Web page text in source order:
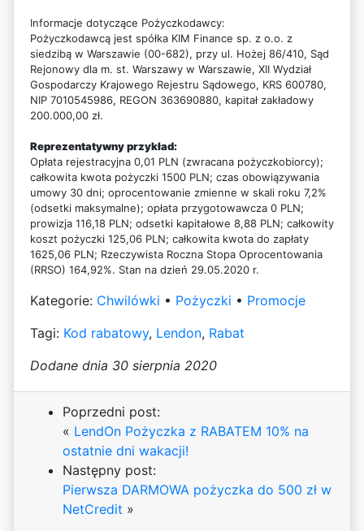
Informacje dotyczące Pożyczkodawcy:
Pożyczkodawcą jest spółka KIM Finance sp. z o.o. z
siedzibą w Warszawie (00-682), przy ul. Hożej 86/410, Sąd
Rejonowy dla m. st. Warszawy w Warszawie, XII Wydział
Gospodarczy Krajowego Rejestru Sądowego, KRS 600780,
NIP 7010545986, REGON 363690880, kapitał zakładowy
200.000,00 zł.
Reprezentatywny przykład:
Opłata rejestracyjna 0,01 PLN (zwracana pożyczkobiorcy);
całkowita kwota pożyczki 1500 PLN; czas obowiązywania
umowy 30 dni; oprocentowanie zmienne w skali roku 7,2%
(odsetki maksymalne); opłata przygotowawcza 0 PLN;
prowizja 116,18 PLN; odsetki kapitałowe 8,88 PLN; całkowity
koszt pożyczki 125,06 PLN; całkowita kwota do zapłaty
1625,06 PLN; Rzeczywista Roczna Stopa Oprocentowania
(RRSO) 164,92%. Stan na dzień 29.05.2020 r.
Kategorie: Chwilówki • Pożyczki • Promocje
Tagi: Kod rabatowy, Lendon, Rabat
Dodane dnia 30 sierpnia 2020
Poprzedni post:
« LendOn Pożyczka z RABATEM 10% na
ostatnie dni wakacji!
Następny post:
Pierwsza DARMOWA pożyczka do 500 zł w
NetCredit »